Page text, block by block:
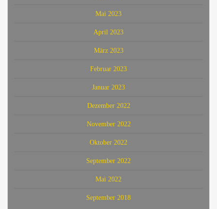
Mai 2023
April 2023
März 2023
Februar 2023
Januar 2023
Dezember 2022
November 2022
Oktober 2022
September 2022
Mai 2022
September 2018